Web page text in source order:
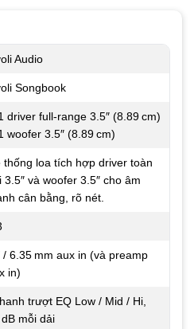
Audio
Songbook
driver full-range 3.5″ (8.89 cm)
woofer 3.5″ (8.89 cm)
thống loa tích hợp driver toàn
3.5″ và woofer 3.5″ cho âm
cân bằng, rõ nét.
/ 6.35 mm aux in (và preamp
in)
trượt EQ Low / Mid / Hi,
mỗi dải